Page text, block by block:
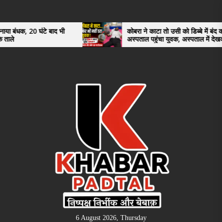
the
content
भी
कोबरा ने काटा तो उसी को डिब्बे में बंद कर
अस्पताल पहुंचा युवक, अस्पताल में देखकर डॉक्टर
भी रह गए हैरान
6 August 2026, Thursday